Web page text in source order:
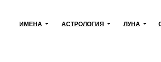
ИМЕНА АСТРОЛОГИЯ ЛУНА